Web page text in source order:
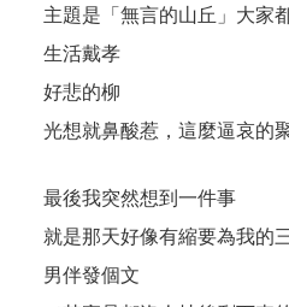
主題是「無言的山丘」大家
生活戴孝
好悲的柳
光想就鼻酸惹，這麼逼哀的
最後我突然想到一件事
就是那天好像有縮要為我的
男伴發個文